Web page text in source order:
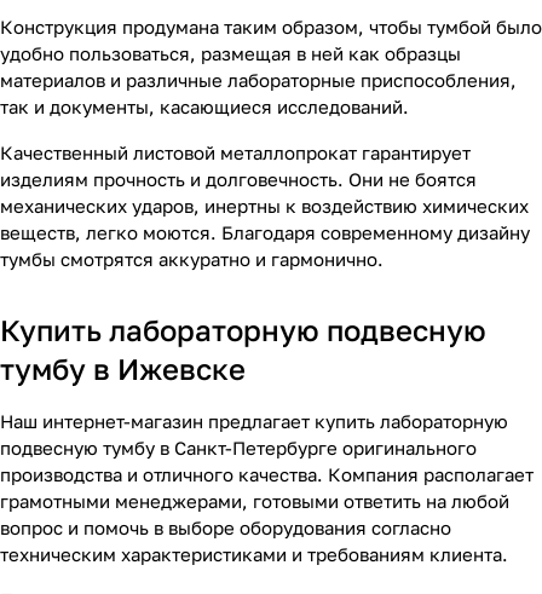
Конструкция продумана таким образом, чтобы тумбой было
удобно пользоваться, размещая в ней как образцы
материалов и различные лабораторные приспособления,
так и документы, касающиеся исследований.
Качественный листовой металлопрокат гарантирует
изделиям прочность и долговечность. Они не боятся
механических ударов, инертны к воздействию химических
веществ, легко моются. Благодаря современному дизайну
тумбы смотрятся аккуратно и гармонично.
Купить лабораторную подвесную
тумбу в Ижевске
Наш интернет-магазин предлагает купить лабораторную
подвесную тумбу в Санкт-Петербурге оригинального
производства и отличного качества. Компания располагает
грамотными менеджерами, готовыми ответить на любой
вопрос и помочь в выборе оборудования согласно
техническим характеристиками и требованиям клиента.